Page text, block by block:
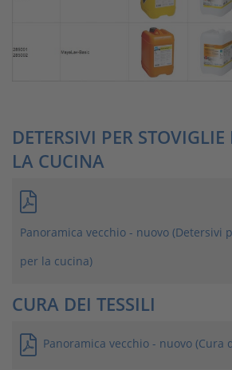
DETERSIVI PER STOVIGLIE
LA CUCINA
Panoramica vecchio - nuovo (Detersivi
per la cucina)
CURA DEI TESSILI
Panoramica vecchio - nuovo (Cura